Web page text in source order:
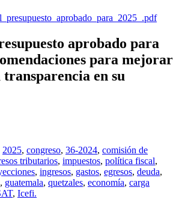
aprobado para
para mejorar
en su
2025, congreso, 36-2024, comisión de
tributarios, impuestos, política fiscal,
, ingresos, gastos, egresos, deuda,
, guatemala, quetzales, economía, carga
, Icefi.